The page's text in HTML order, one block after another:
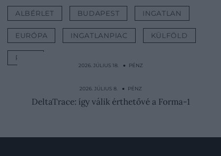
ALBÉRLET BUDAPEST INGATLAN
EURÓPA INGATLANPIAC KÜLFÖLD
PÉNZ
2026. JÚLIUS 18. ● PÉNZ
autómárka tűnik el a…
2026. JÚLIUS 8. ● PÉNZ
DeltaTrace: így válik érthetővé a Forma-1